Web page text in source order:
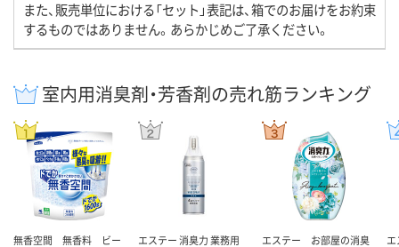
また、販売単位における「セット」表記は、箱でのお届けをお約束
するものではありません。あらかじめご了承ください。
室内用消臭剤・芳香剤の売れ筋ランキング
無香空間 無香料 ビー
エステー 消臭力 業務用
エステー お部屋の消臭